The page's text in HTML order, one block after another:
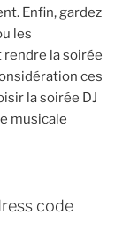
Enfin, gardez
les
la soirée
ces
la soirée DJ
musicale
code